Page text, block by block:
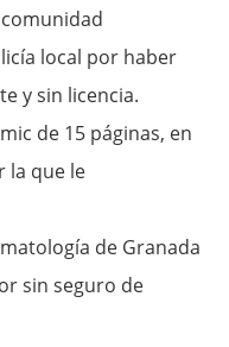
local por haber
y sin licencia.
de 15 páginas, en
la que le
de Granada
sin seguro de